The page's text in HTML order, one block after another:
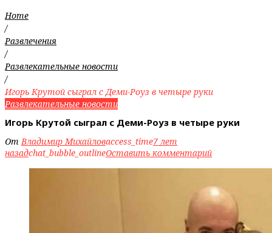
Home
/
Развлечения
/
Развлекательные новости
/
Игорь Крутой сыграл с Деми-Роуз в четыре руки
Развлекательные новости
Игорь Крутой сыграл с Деми-Роуз в четыре руки
ОтВладимир Михайловaccess_time7 лет
назадchat_bubble_outlineОставить комментарий